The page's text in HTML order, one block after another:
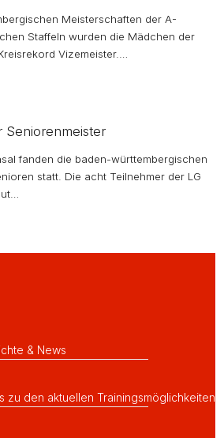
Meisterschaften der A-
Staffeln wurden die Mädchen der
Vizemeister.…
Seniorenmeister
fanden die baden-württembergischen
statt. Die acht Teilnehmer der LG
& News
zu den aktuellen Trainingsmöglichkeiten